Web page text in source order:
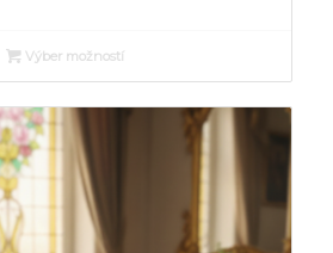
through
Výber možností